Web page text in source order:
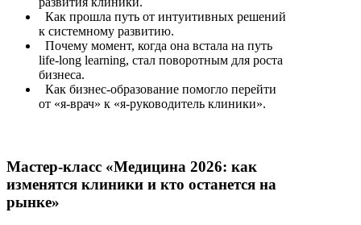
Как прошла путь от интуитивных решений
к системному развитию.
Почему момент, когда она встала на путь
life-long learning, стал поворотным для роста
бизнеса.
Как бизнес-образование помогло перейти
от «я‑врач» к «я‑руководитель клиники».
Мастер-класс «Медицина 2026: как
изменятся клиники и кто останется на
рынке»